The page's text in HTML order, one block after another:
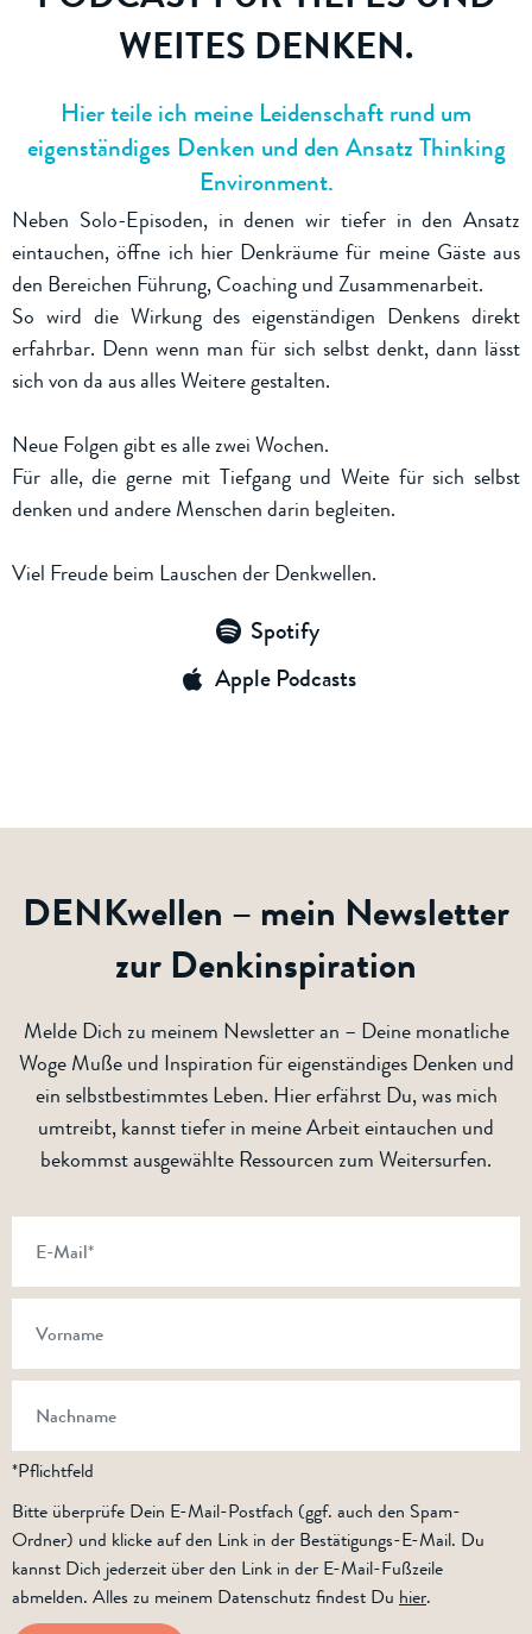
WEITES DENKEN.
Hier teile ich meine Leidenschaft rund um
eigenständiges Denken und den Ansatz Thinking
Environment.
Neben Solo-Episoden, in denen wir tiefer in den Ansatz
eintauchen, öffne ich hier Denkräume für meine Gäste aus
den Bereichen Führung, Coaching und Zusammenarbeit.
So wird die Wirkung des eigenständigen Denkens direkt
erfahrbar. Denn wenn man für sich selbst denkt, dann lässt
sich von da aus alles Weitere gestalten.
Neue Folgen gibt es alle zwei Wochen.
Für alle, die gerne mit Tiefgang und Weite für sich selbst
denken und andere Menschen darin begleiten.
Viel Freude beim Lauschen der Denkwellen.
Spotify
Apple Podcasts
DENKwellen – mein Newsletter
zur Denkinspiration
Melde Dich zu meinem Newsletter an – Deine monatliche
Woge Muße und Inspiration für eigenständiges Denken und
ein selbstbestimmtes Leben. Hier erfährst Du, was mich
umtreibt, kannst tiefer in meine Arbeit eintauchen und
bekommst ausgewählte Ressourcen zum Weitersurfen.
*Pflichtfeld
Bitte überprüfe Dein E-Mail-Postfach (ggf. auch den Spam-
Ordner) und klicke auf den Link in der Bestätigungs-E-Mail. Du
kannst Dich jederzeit über den Link in der E-Mail-Fußzeile
abmelden. Alles zu meinem Datenschutz findest Du hier.